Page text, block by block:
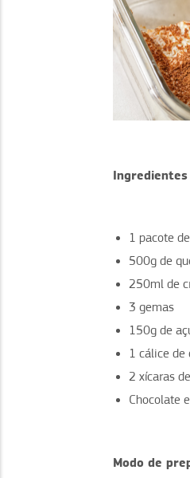
Ingredientes
1 pacote
500g de
250ml de
3 gemas
150g de
1 cálice de
2 xícaras
Chocolate
Modo de